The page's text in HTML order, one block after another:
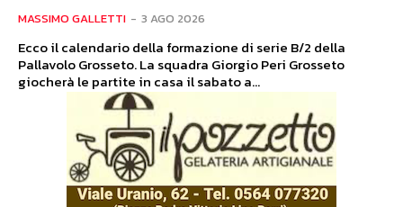
MASSIMO GALLETTI - 3 AGO 2026
Ecco il calendario della formazione di serie B/2 della
Pallavolo Grosseto. La squadra Giorgio Peri Grosseto
giocherà le partite in casa il sabato a...